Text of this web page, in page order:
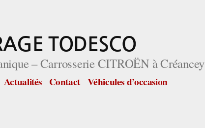
TODESCO
– Carrosserie CITROËN à Créancey
Actualités Contact Véhicules d’occasion